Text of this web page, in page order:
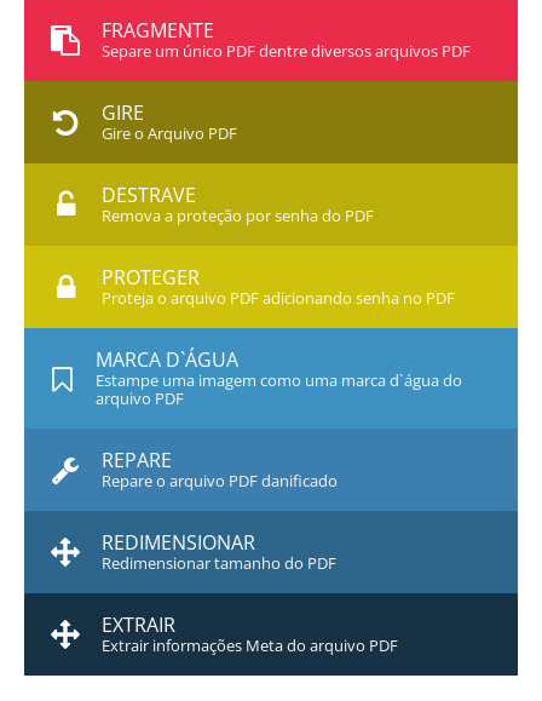
FRAGMENTE
Separe um único PDF dentre diversos arquivos PDF
GIRE
Gire o Arquivo PDF
DESTRAVE
Remova a proteção por senha do PDF
PROTEGER
Proteja o arquivo PDF adicionando senha no PDF
MARCA D`ÁGUA
Estampe uma imagem como uma marca d`água do
arquivo PDF
REPARE
Repare o arquivo PDF danificado
REDIMENSIONAR
Redimensionar tamanho do PDF
EXTRAIR
Extrair informações Meta do arquivo PDF